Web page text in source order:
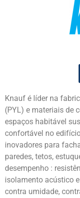
Knauf é líder na
(PYL) e materiais de
espaços habitável
confortável no
inovadores para
paredes, tetos,
desempenho :
isolamento acústico
contra umidade,